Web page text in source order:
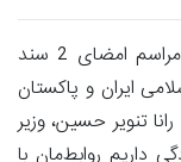
- اخبار اقتصادی -به گزارشخبرگزاری تسنیم، مراسم امضای 2 سند
ایران و پاکستان
تنویر حسین، وزیر
داریم روابط‌مان با